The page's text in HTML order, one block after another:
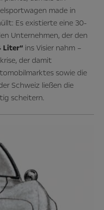
made in
Es existierte eine 30-
Unternehmen, der den
Liter“ ins Visier nahm –
der damit
sowie die
Schweiz ließen die
scheitern.